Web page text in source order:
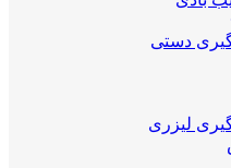
گیری دستی
گیری لیزری